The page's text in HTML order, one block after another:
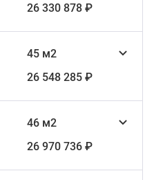
26 330 878 ₽
45 м2
26 548 285 ₽
46 м2
26 970 736 ₽